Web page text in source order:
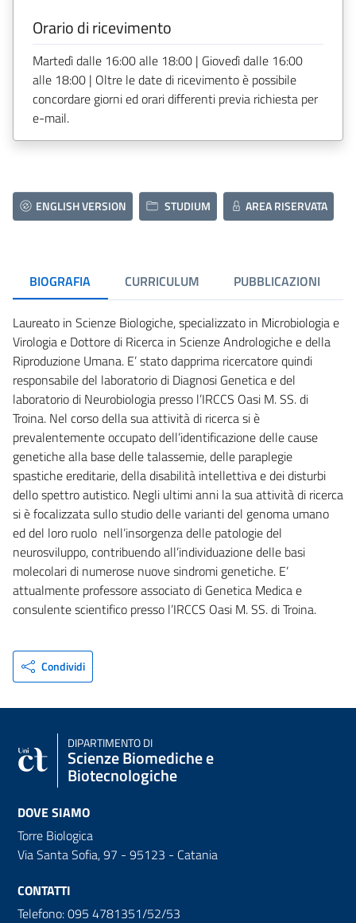
Orario di ricevimento
Martedì dalle 16:00 alle 18:00 | Giovedì dalle 16:00
alle 18:00 | Oltre le date di ricevimento è possibile
concordare giorni ed orari differenti previa richiesta per
e-mail.
ENGLISH VERSION STUDIUM AREA RISERVATA
BIOGRAFIA CURRICULUM PUBBLICAZIONI
Laureato in Scienze Biologiche, specializzato in Microbiologia e
Virologia e Dottore di Ricerca in Scienze Andrologiche e della
Riproduzione Umana. E’ stato dapprima ricercatore quindi
responsabile del laboratorio di Diagnosi Genetica e del
laboratorio di Neurobiologia presso l’IRCCS Oasi M. SS. di
Troina. Nel corso della sua attività di ricerca si è
prevalentemente occupato dell’identificazione delle cause
genetiche alla base delle talassemie, delle paraplegie
spastiche ereditarie, della disabilità intellettiva e dei disturbi
dello spettro autistico. Negli ultimi anni la sua attività di ricerca
si è focalizzata sullo studio delle varianti del genoma umano
ed del loro ruolo nell’insorgenza delle patologie del
neurosviluppo, contribuendo all’individuazione delle basi
molecolari di numerose nuove sindromi genetiche. E’
attualmente professore associato di Genetica Medica e
consulente scientifico presso l’IRCCS Oasi M. SS. di Troina.
Condividi
DIPARTIMENTO DI
Scienze Biomediche e
Biotecnologiche
DOVE SIAMO
Torre Biologica
Via Santa Sofia, 97 - 95123 - Catania
CONTATTI
Telefono: 095 4781351/52/53